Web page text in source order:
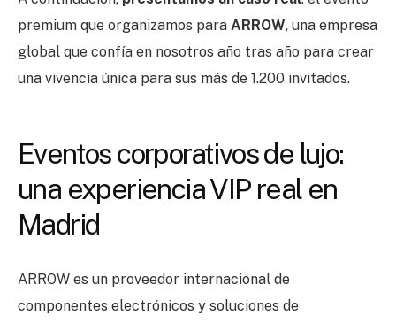
premium que organizamos para ARROW, una empresa
global que confía en nosotros año tras año para crear
una vivencia única para sus más de 1.200 invitados.
Eventos corporativos de lujo:
una experiencia VIP real en
Madrid
ARROW es un proveedor internacional de
componentes electrónicos y soluciones de